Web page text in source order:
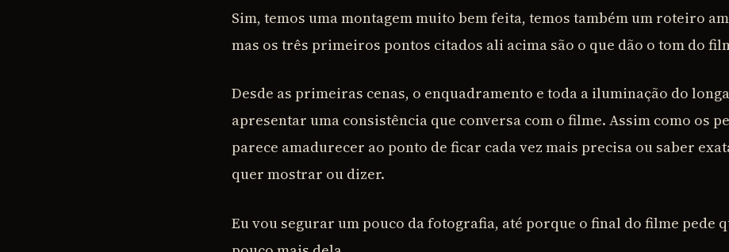
Sim, temos uma montagem muito bem feita, temos também um roteiro
mas os três primeiros pontos citados ali acima são o que dão o tom do
Desde as primeiras cenas, o enquadramento e toda a iluminação do
apresentar uma consistência que conversa com o filme. Assim como os
parece amadurecer ao ponto de ficar cada vez mais precisa ou saber
quer mostrar ou dizer.
Eu vou segurar um pouco da fotografia, até porque o final do filme pede